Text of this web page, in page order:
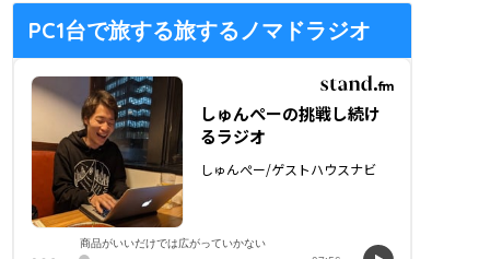
PC1台で旅する旅するノマドラジオ